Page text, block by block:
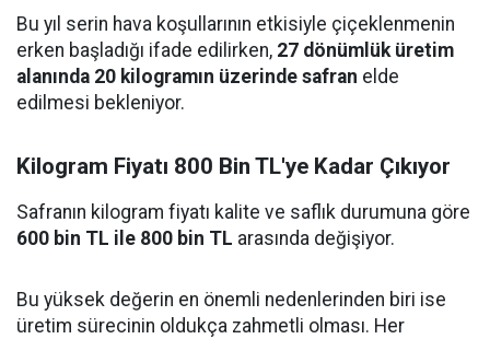
Bu yıl serin hava koşullarının etkisiyle çiçeklenmenin
erken başladığı ifade edilirken, 27 dönümlük üretim
alanında 20 kilogramın üzerinde safran elde
edilmesi bekleniyor.
Kilogram Fiyatı 800 Bin TL'ye Kadar Çıkıyor
Safranın kilogram fiyatı kalite ve saflık durumuna göre
600 bin TL ile 800 bin TL arasında değişiyor.
Bu yüksek değerin en önemli nedenlerinden biri ise
üretim sürecinin oldukça zahmetli olması. Her